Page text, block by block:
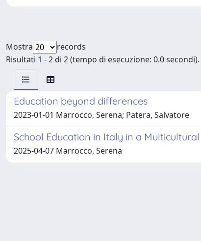
Mostra
records
Risultati 1 - 2 di 2 (tempo di esecuzione: 0.0 secondi).
Education beyond differences
2023-01-01 Marrocco, Serena; Patera, Salvatore
School Education in Italy in a
2025-04-07 Marrocco, Serena